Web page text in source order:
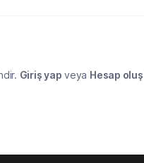
Giriş yap veya Hesap